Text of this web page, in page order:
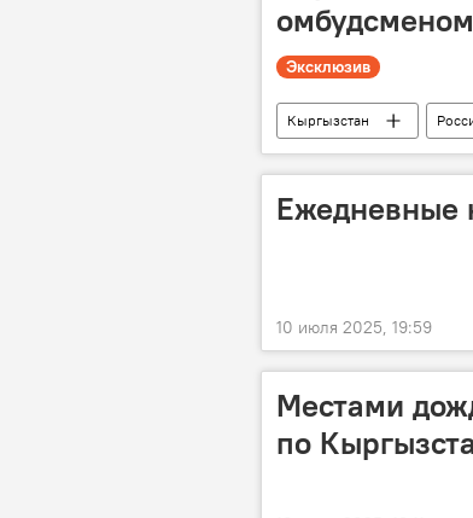
Эксклюзив
Кыргызстан
Sputnik
видео
Ежедневные
10 июля 2025, 19:59
Местами
по